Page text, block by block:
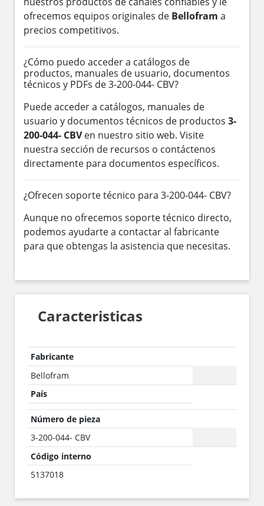
ofrecemos equipos originales de Bellofram a
precios competitivos.
¿Cómo puedo acceder a catálogos de
productos, manuales de usuario, documentos
técnicos y PDFs de 3-200-044- CBV?
Puede acceder a catálogos, manuales de
usuario y documentos técnicos de productos 3-
200-044- CBVen nuestro sitio web. Visite
nuestra sección de recursos o contáctenos
directamente para documentos específicos.
¿Ofrecen soporte técnico para 3-200-044- CBV?
Aunque no ofrecemos soporte técnico directo,
podemos ayudarte a contactar al fabricante
para que obtengas la asistencia que necesitas.
Caracteristicas
Fabricante
Bellofram
País
Número de pieza
3-200-044- CBV
Código interno
5137018